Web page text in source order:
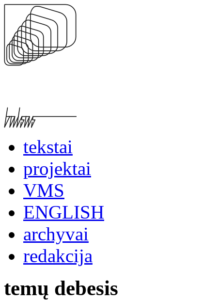
tekstai
projektai
VMS
ENGLISH
archyvai
redakcija
temų debesis